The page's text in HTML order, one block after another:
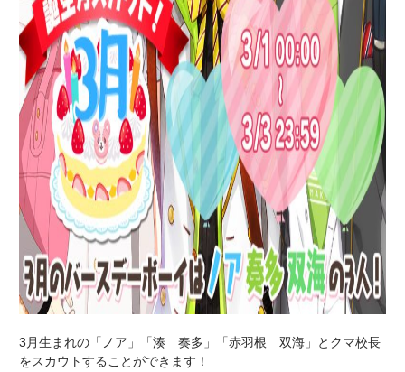
3月生まれの「ノア」「湊 奏多」「赤羽根 双海」とクマ校長
をスカウトすることができます！